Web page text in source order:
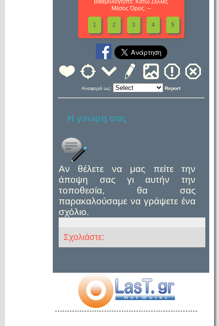
Βαθμολογήστε: Κάτω Σέλλες
Μέσος Όρος: --
1 2 3 4 5
Αναφορά ως: Report
Η γνώμη σας
Αν θέλετε να μας πείτε την
άποψη σας γι αυτήν την
τοποθεσία, θα σας
παρακαλούσαμε να γράψετε ένα
σχόλιο.
Σχολιάστε: